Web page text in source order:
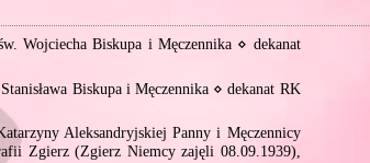
Wojciecha Biskupa i Męczennika ⋄ dekanat
Biskupa i Męczennika ⋄ dekanat RK
Aleksandryjskiej Panny i Męczennicy
Zgierz (Zgierz Niemcy zajęli 08.09.1939),